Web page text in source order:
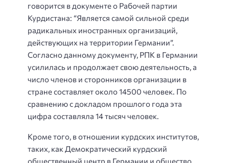
говорится в документе о Рабочей партии
Курдистана: “Является самой сильной среди
радикальных иностранных организаций,
действующих на территории Германии”.
Согласно данному документу, РПК в Германии
усилилась и продолжает свою деятельность, а
число членов и сторонников организации в
стране составляет около 14500 человек. По
сравнению с докладом прошлого года эта
цифра составляла 14 тысяч человек.
Кроме того, в отношении курдских институтов,
таких, как Демократический курдский
общественный центр в Германии и общество